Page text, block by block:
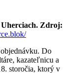
Uherciach. Zdroj:
Do
kazateľnicu a
storočia, ktorý v